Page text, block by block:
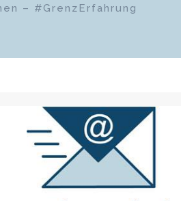
– #GrenzErfahrung